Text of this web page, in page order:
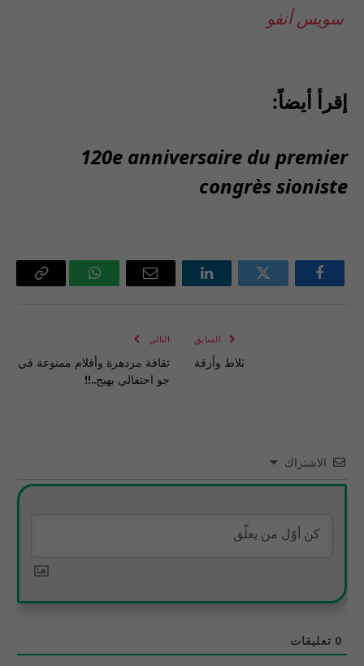
سويس أنفو
إقرأ أيضاً:
120e anniversaire du premier
congrès sioniste
فيسبوك تويتر لينكدإن
البريد
واتساب Copy
السابق
بَلاط وأزقة
التالي
ثقافة مزدهرة وأفلام ممنوعة في
جو احتفالي بهيج..!!
الاشتراك
0 تعليقات